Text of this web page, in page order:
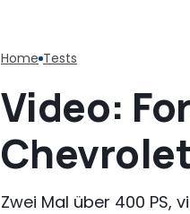
Home Tests
Video:
Zwei Mal über 400 PS,